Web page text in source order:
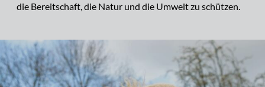
die Bereitschaft, die Natur und die Umwelt zu schützen.